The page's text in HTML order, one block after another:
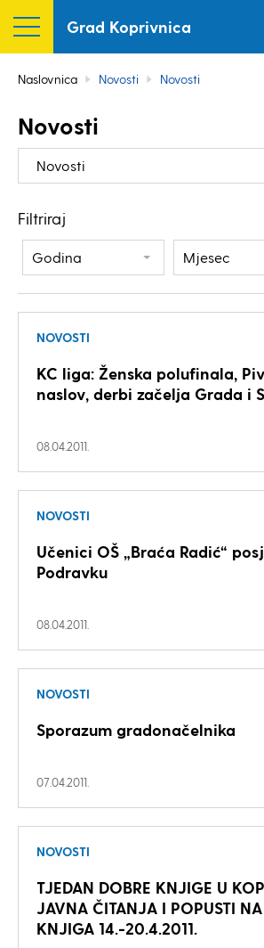
Grad Koprivnica
Naslovnica Novosti Novosti
Novosti
Novosti
Filtriraj
Godina Mjesec
NOVOSTI
KC liga: Ženska polufinala,
naslov, derbi začelja Grada i
08.04.2011.
NOVOSTI
Učenici OŠ „Braća Radić“
Podravku
08.04.2011.
NOVOSTI
Sporazum gradonačelnika
07.04.2011.
NOVOSTI
TJEDAN DOBRE KNJIGE U
JAVNA ČITANJA I POPUSTI
KNJIGA 14.-20.4.2011.